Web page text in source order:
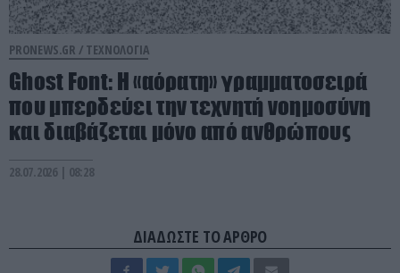
PRONEWS.GR / ΤΕΧΝΟΛΟΓΙΑ
Ghost Font: Η «αόρατη» γραμματοσειρά
που μπερδεύει την τεχνητή νοημοσύνη
και διαβάζεται μόνο από ανθρώπους
28.07.2026 | 08:28
ΔΙΑΔΩΣΤΕ ΤΟ ΑΡΘΡΟ